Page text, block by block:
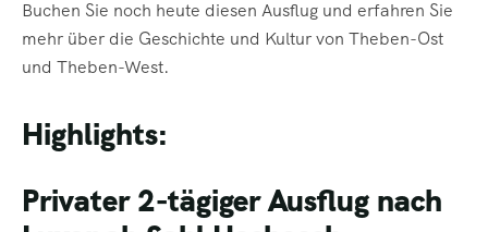
Buchen Sie noch heute diesen Ausflug und erfahren Sie
mehr über die Geschichte und Kultur von Theben-Ost
und Theben-West.
Highlights:
Privater 2-tägiger Ausflug nach